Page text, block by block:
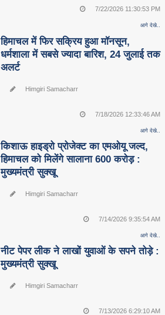
7/22/2026 11:30:53 PM
आगे देखे..
हिमाचल में फिर सक्रिय हुआ मॉनसून,
धर्मशाला में सबसे ज्यादा बारिश, 24 जुलाई तक
अलर्ट
Himgiri Samacharr
7/18/2026 12:33:46 AM
आगे देखे..
किशाऊ हाइड्रो प्रोजेक्ट का एमओयू जल्द,
हिमाचल को मिलेंगे सालाना 600 करोड़ :
मुख्यमंत्री सुक्खू
Himgiri Samacharr
7/14/2026 9:35:54 AM
आगे देखे..
नीट पेपर लीक ने लाखों युवाओं के सपने तोड़े :
मुख्यमंत्री सुक्खू
Himgiri Samacharr
7/13/2026 6:29:10 AM